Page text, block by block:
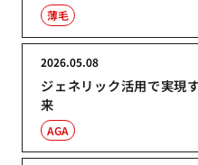
薄毛
ジェネリック活用で実現
来
2026.05.08
AGA